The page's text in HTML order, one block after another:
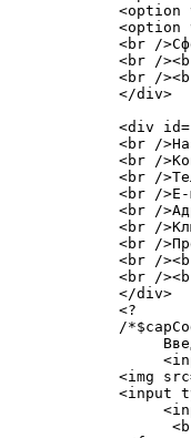
<option
<option
<br /
<br /
<br /
</div>
<div
<br /
<br /
<br /
<br />E-
<br /
<br /
<br /
<br /
<br /
</div>
<?
/
<input
<img
<input
<input
<br/